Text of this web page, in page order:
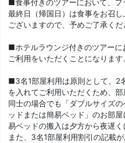
■食事付きのツアーにおいて、フ
最終日（帰国日）は食事をお召
ございますので、予めご了承くだ
■ホテルラウンジ付きのツアー
ご利用をいただくことになります
■3名1部屋利用は原則として、2
を入れてご利用いただくため、
同士の場合でも「ダブルサイズ
ッドまたは簡易ベッド」のお部
易ベッドの搬入は夕方から夜遅く
また、3名1部屋利用割引の記載